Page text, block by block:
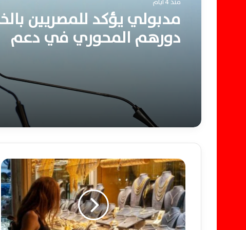
مدبولي يؤكد للمصريين
دورهم المحوري في دعم
الاقتصاد وتعزيز مسيرة
ا
ل
ا
خ
ب
ا